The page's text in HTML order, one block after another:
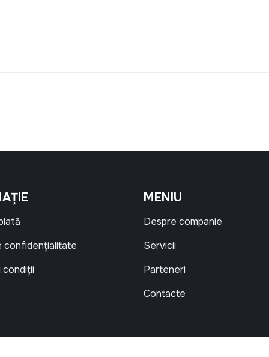
confidențialitate
condiții
MENIU
Despre companie
Servicii
Parteneri
Contacte